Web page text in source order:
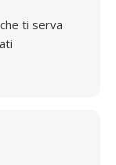
ti serva